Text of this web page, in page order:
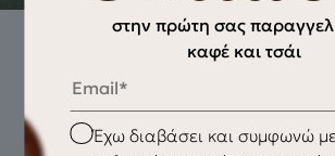
How to extract this
στην πρώτη σας
καφέ και τσάι
Email
Checkbox
Έχω διαβάσει και συμφωνώ